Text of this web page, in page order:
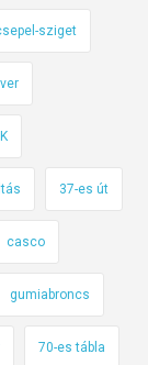
sziget
37-es út
casco
gumiabroncs
70-es tábla